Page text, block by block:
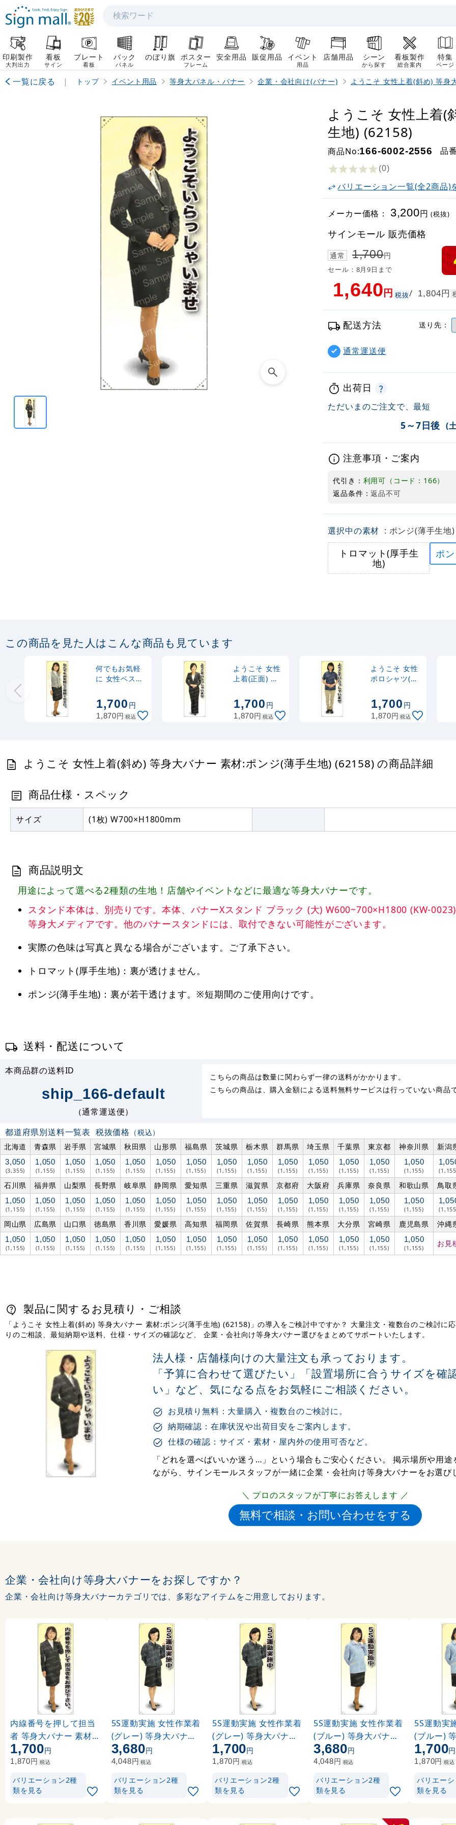
検索
印刷製作
大判出力
看板
サイン
プレート
看板
バック
パネル
のぼり旗 ポスター
フレーム
安全用品 販促用品 イベント
用品
店舗用品 シーン
から探す
看板製作
総合案内
特集
ページ
一覧に戻る | トップ イベント用品 等身大パネル・バナー 企業・会社向け(バナー) ようこそ 女性上着(斜め) 等身
ようこそ 女性上着(
生地) (62158)
商品No:166-6002-2556 品
(0)
バリエーション一覧(全2商品)
メーカー価格： 3,200円(税抜)
サインモール 販売価格
通常 1,700円
セール：8月9日まで
1,640円 税抜/ 1,804円
配送方法 送り先：
通常運送便
出荷日
ただいまのご注文で、最短
5～7日後 (
注意事項・ご案内
代引き： 利用可（コード：166）
返品条件：返品不可
選択中の素材 : ポンジ(薄手生地)
トロマット(厚手生
地)
ポ
この商品を見た人はこんな商品も見ています
何でもお気軽
に 女性ベスト
素材:ポンジ(薄
手生地)
(62150)
1,700円
1,870円 税込
ようこそ 女性
上着(正面) 等
材:ポンジ(薄手
生地) (62176)
1,700円
1,870円 税込
ようこそ 女性
ポロシャツ(紺
身大バナー 素
材:ポンジ(薄手
生地) (62294)
1,700円
1,870円 税込
ようこそ 女性上着(斜め) 等身大バナー 素材:ポンジ(薄手生地) (62158) の商品詳細
商品仕様・スペック
サイズ (1枚) W700×H1800mm
商品説明文
用途によって選べる2種類の生地！店舗やイベントなどに最適な等身大バナーです。
スタンド本体は、別売りです。本体、バナーXスタンド ブラック (大) W600~700×H1800 (KW-
等身大メディアです。他のバナースタンドには、取付できない可能性がございます。
実際の色味は写真と異なる場合がございます。ご了承下さい。
トロマット(厚手生地)：裏が透けません。
ポンジ(薄手生地)：裏が若干透けます。※短期間のご使用向けです。
送料・配送について
本商品群の送料ID
ship_166-default
（通常運送便）
こちらの商品は数量に関わらず一律の送料がかかります。
こちらの商品は、購入金額による送料無料サービスは行っていない商品
都道府県別送料一覧表 税抜価格 （税込）
北海道
青森県 岩手県 宮城県 秋田県 山形県 福島県 茨城県 栃木県 群馬県 埼玉県 千葉県 東京都 神奈川県 新潟
3,050
(3,355)
1,050
(1,155)
1,050
(1,155)
1,050
(1,155)
1,050
(1,155)
1,050
(1,155)
1,050
(1,155)
1,050
(1,155)
1,050
(1,155)
1,050
(1,155)
1,050
(1,155)
1,050
(1,155)
1,050
(1,155)
1,050
(1,155)
石川県 福井県 山梨県 長野県 岐阜県 静岡県 愛知県 三重県 滋賀県 京都府 大阪府 兵庫県 奈良県 和歌山県 鳥取
1,050
(1,155)
1,050
(1,155)
1,050
(1,155)
1,050
(1,155)
1,050
(1,155)
1,050
(1,155)
1,050
(1,155)
1,050
(1,155)
1,050
(1,155)
1,050
(1,155)
1,050
(1,155)
1,050
(1,155)
1,050
(1,155)
1,050
(1,155)
岡山県 広島県 山口県 徳島県 香川県 愛媛県 高知県 福岡県 佐賀県 長崎県 熊本県 大分県 宮崎県 鹿児島県 沖縄
1,050
(1,155)
1,050
(1,155)
1,050
(1,155)
1,050
(1,155)
1,050
(1,155)
1,050
(1,155)
1,050
(1,155)
1,050
(1,155)
1,050
(1,155)
1,050
(1,155)
1,050
(1,155)
1,050
(1,155)
1,050
(1,155)
1,050
(1,155) お見
製品に関するお見積り・ご相談
「ようこそ 女性上着(斜め) 等身大バナー 素材:ポンジ(薄手生地) (62158)」の導入をご検討中ですか？ 大量注文・複数台のご検討に
りのご相談、最短納期や送料、仕様・サイズの確認など、 企業・会社向け等身大バナー選びをまとめてサポートいたします。
法人様・店舗様向けの大量注文も承っております。
「予算に合わせて選びたい」「設置場所に合うサイズを確
い」など、気になる点をお気軽にご相談ください。
お見積り無料：大量購入・複数台のご検討に。
納期確認：在庫状況や出荷目安をご案内します。
仕様の確認：サイズ・素材・屋内外の使用可否など。
「どれを選べばいいか迷う…」という場合もご安心ください。 掲示場所や用途
ながら、サインモールスタッフが一緒に企業・会社向け等身大バナーをお選び
＼ プロのスタッフが丁寧にお答えします ／
企業・会社向け等身大バナーをお探しですか？
企業・会社向け等身大バナーカテゴリでは、多彩なアイテムをご用意しております。
内線番号を押して担当
者 等身大バナー 素材:
ポンジ(薄手生地) (616
96)
1,700円
1,870円 税込
バリエーション2種
類を見る
5S運動実施 女性作業着
(グレー) 等身大バナー
素材:トロマット(厚手生
地) (62233)
3,680円
4,048円 税込
バリエーション2種
類を見る
5S運動実施 女性作業着
(グレー) 等身大バナー
素材:ポンジ(薄手生地) (
62234)
1,700円
1,870円 税込
バリエーション2種
類を見る
5S運動実施 女性作業着
(ブルー) 等身大バナー
素材:トロマット(厚手生
地) (62239)
3,680円
4,048円 税込
バリエーション2種
類を見る
5S運動実
(ブルー)
素材:ポン
62240)
1,700円
1,870円 税込
バリエー
類を見る